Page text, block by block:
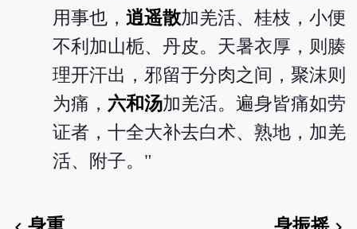
用事也，逍遥散加羌活、桂枝，小便
不利加山栀、丹皮。天暑衣厚，则腠
理开汗出，邪留于分肉之间，聚沫则
为痛， 六和汤加羌活。遍身皆痛如劳
证者，十全大补去白术、熟地，加羌
活、附子。"